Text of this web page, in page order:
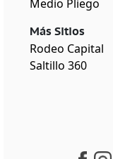
Medio Pliego
Más Sitios
Rodeo Capital
Saltillo 360